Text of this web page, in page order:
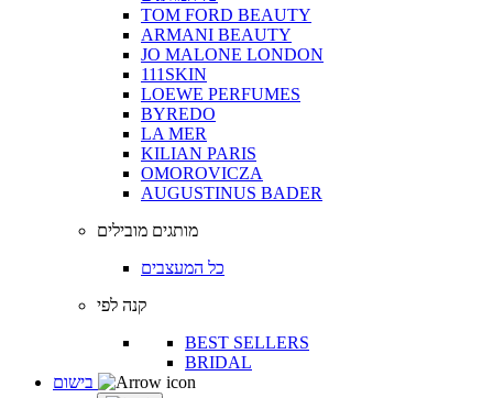
TOM FORD BEAUTY
ARMANI BEAUTY
JO MALONE LONDON
111SKIN
LOEWE PERFUMES
BYREDO
LA MER
KILIAN PARIS
OMOROVICZA
AUGUSTINUS BADER
מותגים מובילים
כל המעצבים
קנה לפי
BEST SELLERS
BRIDAL